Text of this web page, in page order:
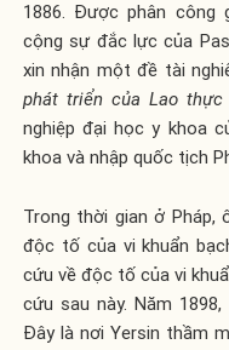
1886. Được phân công
cộng sự đắc lực của
xin nhận một đề tài
phát triển của Lao thực
nghiệp đại học y khoa
khoa và nhập quốc tịch
Trong thời gian ở Pháp,
độc tố của vi khuẩn
cứu về độc tố của vi
cứu sau này. Năm
Đây là nơi Yersin thầm